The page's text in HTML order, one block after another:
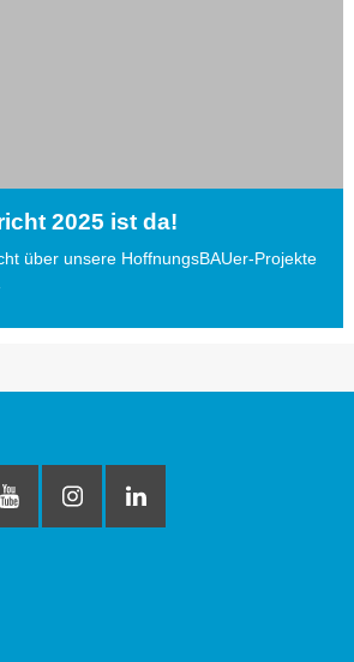
2025 ist da!
über unsere HoffnungsBAUer-Projekte